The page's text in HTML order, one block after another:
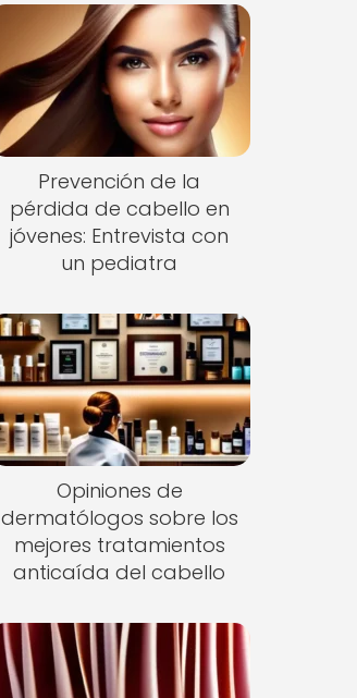
Prevención de la
pérdida de cabello en
jóvenes: Entrevista con
un pediatra
Opiniones de
dermatólogos sobre los
mejores tratamientos
anticaída del cabello